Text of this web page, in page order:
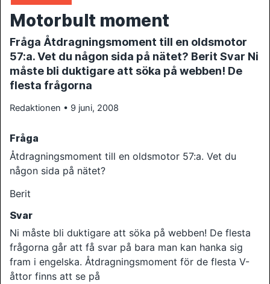
Motorbult moment
Fråga Åtdragningsmoment till en oldsmotor
57:a. Vet du någon sida på nätet? Berit Svar Ni
måste bli duktigare att söka på webben! De
flesta frågorna
Redaktionen • 9 juni, 2008
Fråga
Åtdragningsmoment till en oldsmotor 57:a. Vet du
någon sida på nätet?
Berit
Svar
Ni måste bli duktigare att söka på webben! De flesta
frågorna går att få svar på bara man kan hanka sig
fram i engelska. Åtdragningsmoment för de flesta V-
åttor finns att se på